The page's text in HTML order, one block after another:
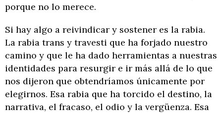
porque no lo merece.
Si hay algo a reivindicar y sostener es la rabia.
La rabia trans y travesti que ha forjado nuestro
camino y que le ha dado herramientas a nuestras
identidades para resurgir e ir más allá de lo que
nos dijeron que obtendríamos únicamente por
elegirnos. Esa rabia que ha torcido el destino, la
narrativa, el fracaso, el odio y la vergüenza. Esa